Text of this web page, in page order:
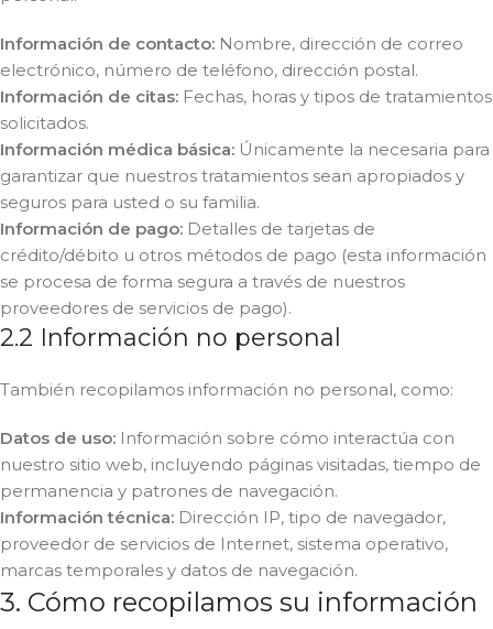
Información de contacto: Nombre, dirección de correo
electrónico, número de teléfono, dirección postal.
Información de citas: Fechas, horas y tipos de tratamientos
solicitados.
Información médica básica: Únicamente la necesaria para
garantizar que nuestros tratamientos sean apropiados y
seguros para usted o su familia.
Información de pago: Detalles de tarjetas de
crédito/débito u otros métodos de pago (esta información
se procesa de forma segura a través de nuestros
proveedores de servicios de pago).
2.2 Información no personal
También recopilamos información no personal, como:
Datos de uso: Información sobre cómo interactúa con
nuestro sitio web, incluyendo páginas visitadas, tiempo de
permanencia y patrones de navegación.
Información técnica: Dirección IP, tipo de navegador,
proveedor de servicios de Internet, sistema operativo,
marcas temporales y datos de navegación.
3. Cómo recopilamos su información